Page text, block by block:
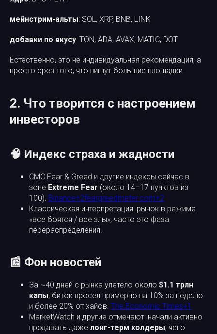
мейнстрим-альты: SOL, XRP, BNB, LINK
добавки по вкусу: TON, ADA, AVAX, MATIC, DOT
Естественно, это не индивидуальная рекомендация, а
просто срез того, что пишут большие площадки.
2. Что творится с настроением
инвесторов
🧠 Индекс страха и жадности
CMC Fear & Greed и другие индексы сейчас в
зоне Extreme Fear (около 14–17 пунктов из
100). Binance+2feargreedmeter.com+2
Классическая интерпретация: рынок в режиме
«все боятся / все злы», часто это фаза
перераспределения.
📰 Фон новостей
За ~40 дней с рынка улетело около $1.1 трлн
капы, биток просел примерно на 10% за неделю
и более 20% от хайов. The Economic Times+1
MarketWatch и другие отмечают: начали активно
продавать даже лонг-терм холдеры, чего